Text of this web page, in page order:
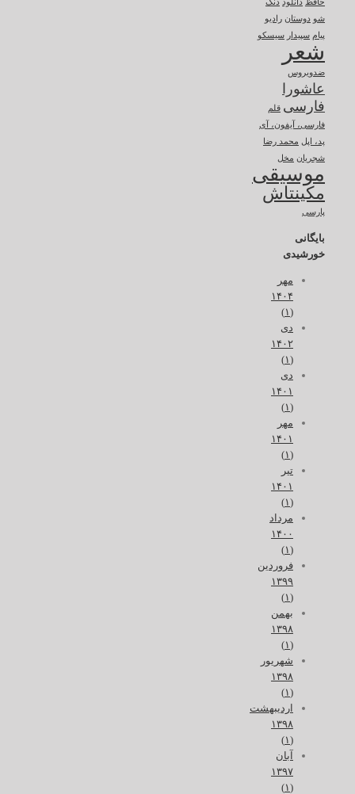
حافظ دانلود دنگ
شو دوستان رادیو
پیام سپیدار سیسکو
شعر
ضدویروس
عاشورا
فارسی قلم
فارسی، آیفون، آی
پد، اپل محمد رضا
شجریان مخل
موسیقی
مکینتاش
پارسی
بایگانی
خورشیدی
مهر
۱۴۰۴
(۱)
دی
۱۴۰۲
(۱)
دی
۱۴۰۱
(۱)
مهر
۱۴۰۱
(۱)
تیر
۱۴۰۱
(۱)
مرداد
۱۴۰۰
(۱)
فروردین
۱۳۹۹
(۱)
بهمن
۱۳۹۸
(۱)
شهریور
۱۳۹۸
(۱)
اردیبهشت
۱۳۹۸
(۱)
آبان
۱۳۹۷
(۱)